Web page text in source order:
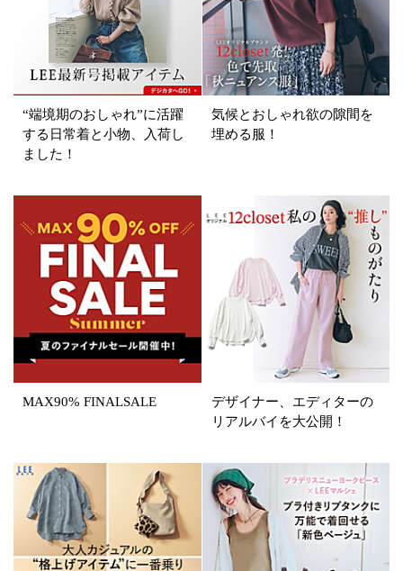
サイズ
掲載雑誌 LEE 6月号掲載
価格
表示オプション
すべて 新着
SALE商品 予約品
再入荷 ラスト1
在庫あり
カラー
ホワイト ブラック グレー
ベージュ ブラウン オレンジ
“端境期のおしゃれ”に活躍
する日常着と小物、入荷し
ました！
気候とおしゃれ欲の隙間を
埋める服！
MAX90% FINALSALE
デザイナー、エディターの
リアルバイを大公開！